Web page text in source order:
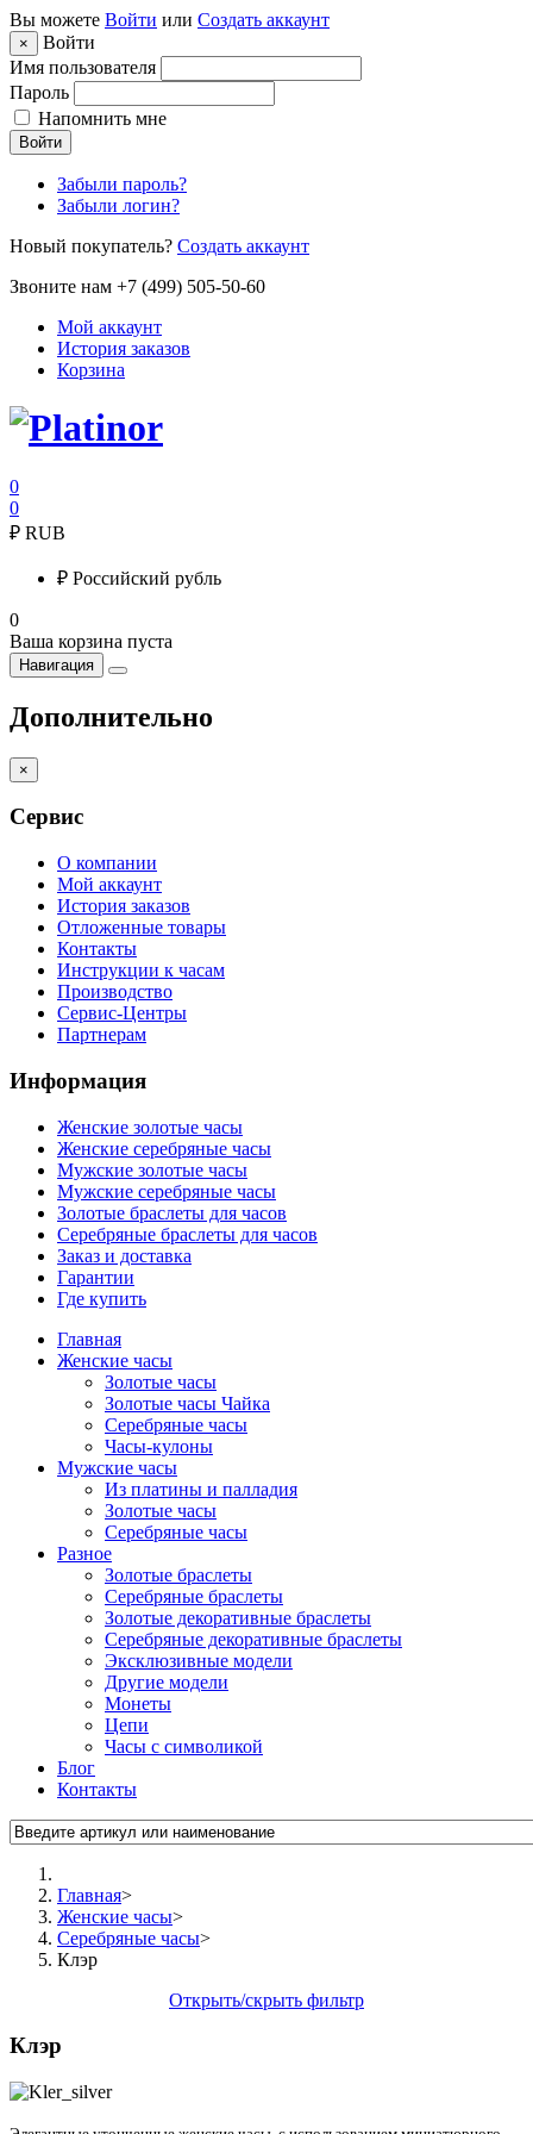
Вы можете Войти или Создать аккаунт
×
Войти
Имя пользователя
Пароль
Напомнить мне
Войти
Забыли пароль?
Забыли логин?
Новый покупатель? Создать аккаунт
Звоните нам +7 (499) 505-50-60
Мой аккаунт
История заказов
Корзина
0
0
₽ RUB
₽ Российский рубль
0
Ваша корзина пуста
Навигация
Дополнительно
×
Сервис
О компании
Мой аккаунт
История заказов
Отложенные товары
Контакты
Инструкции к часам
Производство
Сервис-Центры
Партнерам
Информация
Женские золотые часы
Женские серебряные часы
Мужские золотые часы
Мужские серебряные часы
Золотые браслеты для часов
Серебряные браслеты для часов
Заказ и доставка
Гарантии
Где купить
Главная
Женские часы
Золотые часы
Золотые часы Чайка
Серебряные часы
Часы-кулоны
Мужские часы
Из платины и палладия
Золотые часы
Серебряные часы
Разное
Золотые браслеты
Серебряные браслеты
Золотые декоративные браслеты
Серебряные декоративные браслеты
Эксклюзивные модели
Другие модели
Монеты
Цепи
Часы с символикой
Блог
Контакты
Главная>
Женские часы>
Серебряные часы>
Клэр
Открыть/скрыть фильтр
Клэр